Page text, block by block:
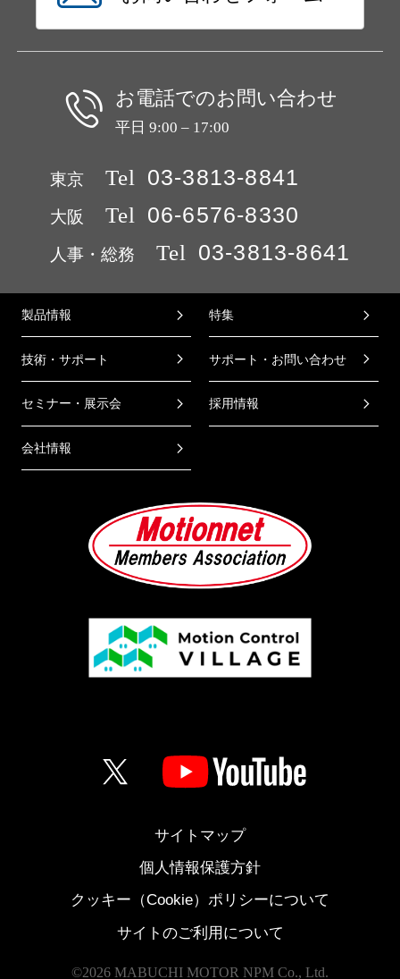
お電話でのお問い合わせ
平日 9:00 – 17:00
東京 Tel 03-3813-8841
大阪 Tel 06-6576-8330
人事・総務 Tel 03-3813-8641
製品情報 特集
技術・サポート サポート・お問い合わせ
セミナー・展示会 採用情報
会社情報
サイトマップ
個人情報保護方針
クッキー（Cookie）ポリシーについて
サイトのご利用について
©2026 MABUCHI MOTOR NPM Co., Ltd.